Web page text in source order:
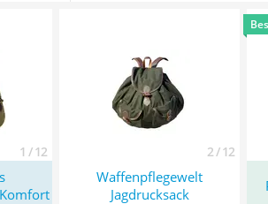
ausgestattet. Überzeugt hat uns hier
das Modell
Komfort
mit seinen Eigenschaften.
1 / 12 2 / 12
Waffenpflegewelt
Jagdrucksack